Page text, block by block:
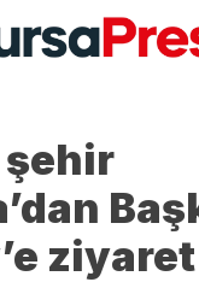
şehir
ziyaret